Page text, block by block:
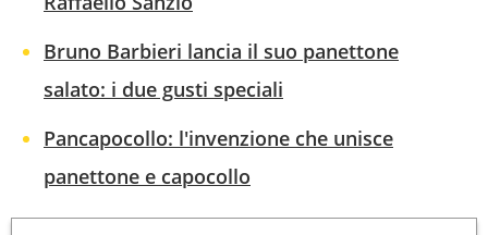
Bruno Barbieri lancia il suo panettone
salato: i due gusti speciali
Pancapocollo: l'invenzione che unisce
panettone e capocollo